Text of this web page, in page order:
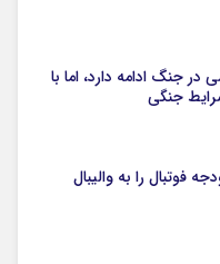
جنگ ادامه دارد، اما با
جنگی
فوتبال را به والیبال